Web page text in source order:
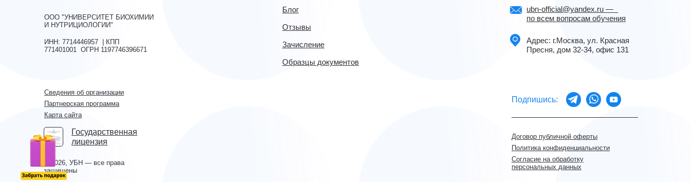
ООО "УНИВЕРСИТЕТ БИОХИМИИ
И НУТРИЦИОЛОГИИ"
ИНН: 7714446957 | КПП
771401001 ОГРН 1197746396671
Сведения об организации
Партнерская программа
Карта сайта
© 2026, УБН — все права
защищены
Государственная
лицензия
Блог
Отзывы
Зачисление
Образцы документов
ubn-official@yandex.ru —
по всем вопросам обучения
Адрес: г.Москва, ул. Красная
Пресня, дом 32-34, офис 131
Подпишись:
Договор публичной оферты
Политика конфиденциальности
Согласие на обработку
персональных данных